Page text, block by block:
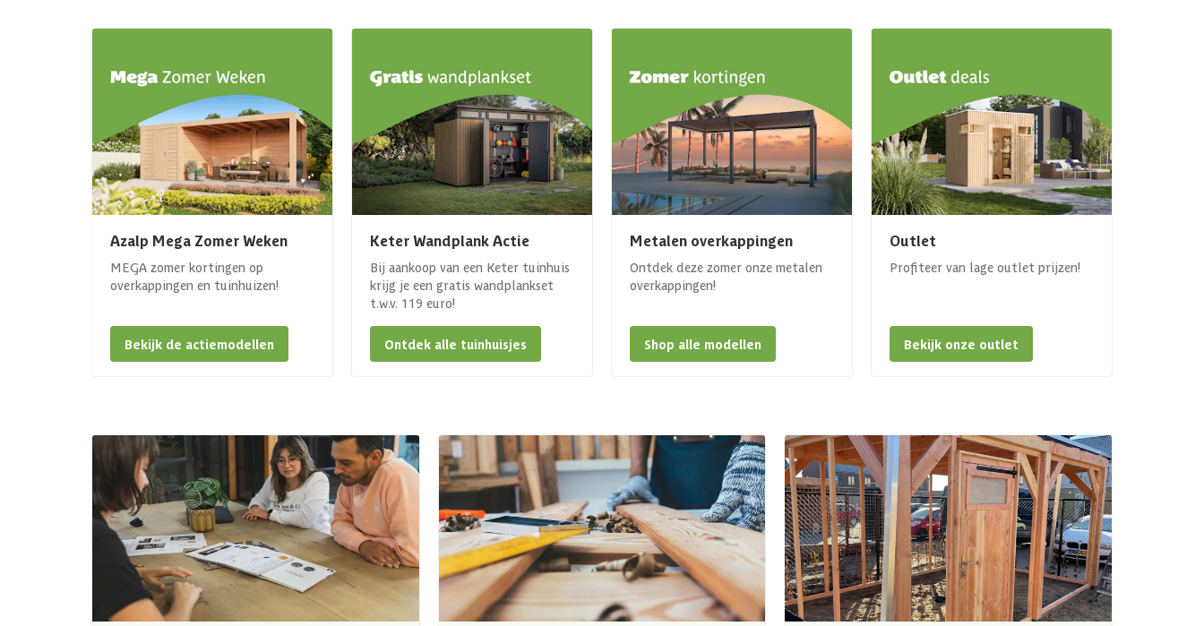
Azalp Mega Zomer Weken
MEGA zomer kortingen op
overkappingen en tuinhuizen!
Bekijk de actiemodellen
Keter Wandplank Actie
Bij aankoop van een Keter tuinhuis
krijg je een gratis wandplankset
t.w.v. 119 euro!
Ontdek alle tuinhuisjes
Metalen overkappingen
Ontdek deze zomer onze metalen
overkappingen!
Shop alle modellen
Outlet
Profiteer van lage outlet prijzen!
Bekijk onze outlet